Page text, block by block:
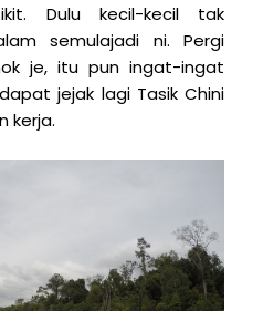
Dulu kecil-kecil tak
semulajadi ni. Pergi
je, itu pun ingat-ingat
jejak lagi Tasik Chini
kerja.